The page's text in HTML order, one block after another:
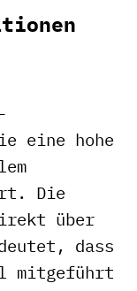
eine hohe
Die
über
dass
mitgeführt